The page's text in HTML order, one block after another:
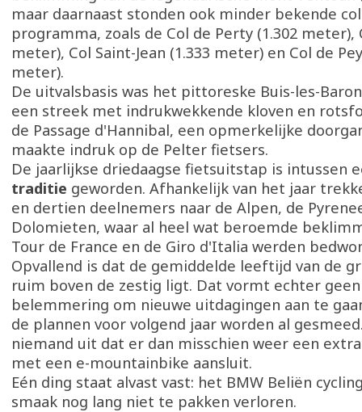
maar daarnaast stonden ook minder bekende
programma, zoals de Col de Perty (1.302 meter),
meter), Col Saint-Jean (1.333 meter) en Col de
meter).
De uitvalsbasis was het pittoreske Buis-les-
een streek met indrukwekkende kloven en
de Passage d'Hannibal, een opmerkelijke
maakte indruk op de Pelter fietsers.
De jaarlijkse driedaagse fietsuitstap is intussen
traditie geworden. Afhankelijk van het jaar
en dertien deelnemers naar de Alpen, de
Dolomieten, waar al heel wat beroemde
Tour de France en de Giro d'Italia werden
Opvallend is dat de gemiddelde leeftijd van de
ruim boven de zestig ligt. Dat vormt echter
belemmering om nieuwe uitdagingen aan te
de plannen voor volgend jaar worden al
niemand uit dat er dan misschien weer een
met een e-mountainbike aansluit.
Eén ding staat alvast vast: het BMW Beliën
smaak nog lang niet te pakken verloren.